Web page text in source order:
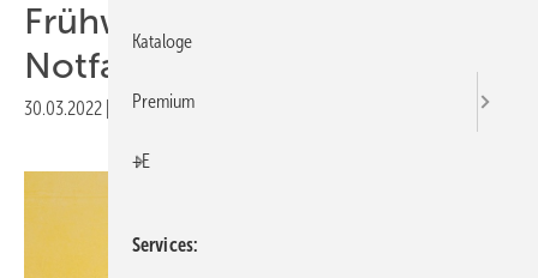
Frühwarnstufe des
Notfallplans Gas ausgerufen
30.03.2022 Druckvorschau
Kataloge
Premium
+E
Services